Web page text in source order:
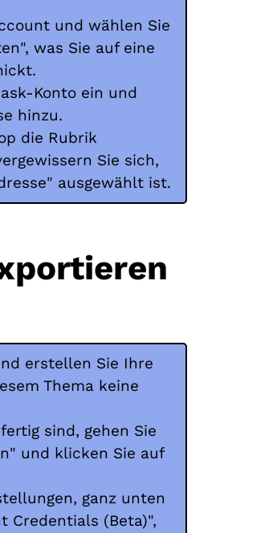
und wählen Sie
was Sie auf eine
Konto ein und
hinzu.
die Rubrik
Sie sich,
ausgewählt ist.
erstellen Sie Ihre
Thema keine
sind, gehen Sie
und klicken Sie auf
ganz unten
Credentials (Beta)",